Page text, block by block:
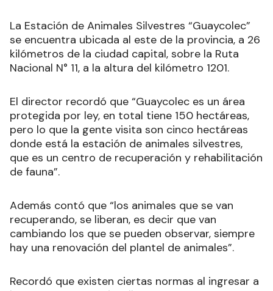
La Estación de Animales Silvestres “Guaycolec”
se encuentra ubicada al este de la provincia, a 26
kilómetros de la ciudad capital, sobre la Ruta
Nacional N° 11, a la altura del kilómetro 1201.
El director recordó que “Guaycolec es un área
protegida por ley, en total tiene 150 hectáreas,
pero lo que la gente visita son cinco hectáreas
donde está la estación de animales silvestres,
que es un centro de recuperación y rehabilitación
de fauna”.
Además contó que “los animales que se van
recuperando, se liberan, es decir que van
cambiando los que se pueden observar, siempre
hay una renovación del plantel de animales”.
Recordó que existen ciertas normas al ingresar a